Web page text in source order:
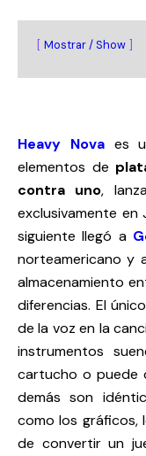
Mostrar / Show
Heavy Novaes
elementos de
contra uno,
exclusivamente en
siguiente llegó a
norteamericano y
almacenamiento
diferencias. El
de la voz en la
instrumentos
cartucho o puede
demás son
como los gráficos,
de convertir un